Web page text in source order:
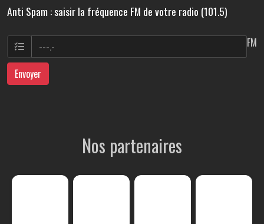
Anti Spam : saisir la fréquence FM de votre radio (101.5)
FM
Envoyer
Nos partenaires